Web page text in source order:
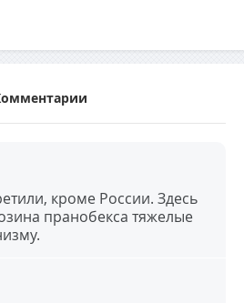
кроме России. Здесь
пранобекса тяжелые